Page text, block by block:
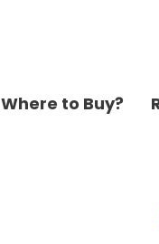
Where to Buy?